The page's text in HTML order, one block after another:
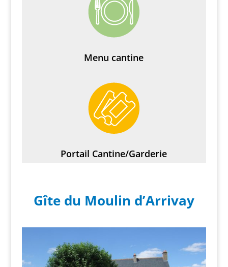
Menu cantine
Portail Cantine/Garderie
Gîte du Moulin d’Arrivay